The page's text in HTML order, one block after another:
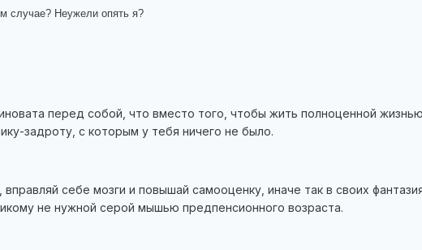
случае? Неужели опять я?
перед собой, что вместо того, чтобы жить полноценной
задроту, с которым у тебя ничего не было.
себе мозги и повышай самооценку, иначе так в своих
не нужной серой мышью предпенсионного возраста.